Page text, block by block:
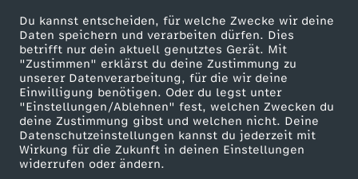
Du kannst entscheiden, für welche Zwecke wir deine
Daten speichern und verarbeiten dürfen. Dies
betrifft nur dein aktuell genutztes Gerät. Mit
"Zustimmen" erklärst du deine Zustimmung zu
unserer Datenverarbeitung, für die wir deine
Einwilligung benötigen. Oder du legst unter
"Einstellungen/Ablehnen" fest, welchen Zwecken du
deine Zustimmung gibst und welchen nicht. Deine
Datenschutzeinstellungen kannst du jederzeit mit
Wirkung für die Zukunft in deinen Einstellungen
widerrufen oder ändern.
ZDF goes Schule
Werbefernsehen
Mainzelmännchen